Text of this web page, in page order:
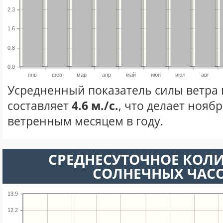
янв фев мар апр май июн июл авг
0.0
0.8
1.6
2.3
Усредненный показатель силы ветра
составляет4.6 м./с., что делает
ветренным месяцем в году.
СРЕДНЕСУТОЧНОЕ
СОЛНЕЧНЫХ
12.2
13.9